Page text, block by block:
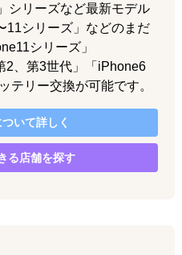
シリーズなど最新モデル
11シリーズ」などのまだ
シリーズ」
2、第3世代」「iPhone6
テリー交換が可能です。
ついて詳しく
る店舗を探す